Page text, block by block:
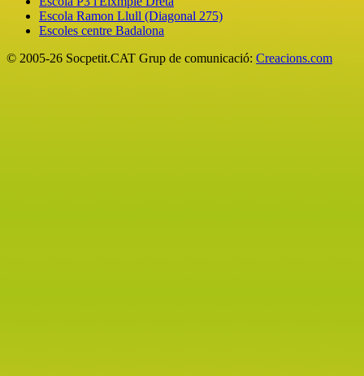
Escola Ramon Llull (Diagonal 275)
Escoles centre Badalona
© 2005-26 Socpetit.CAT Grup de comunicació: Creacions.com